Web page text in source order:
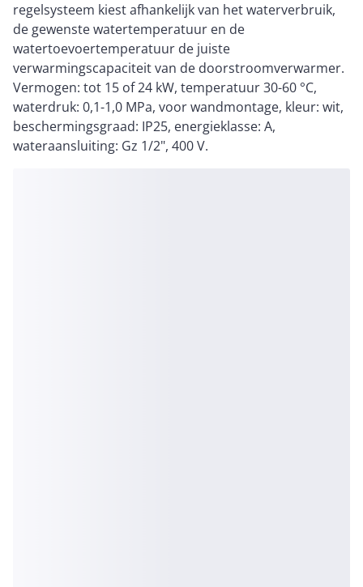
regelsysteem kiest afhankelijk van het waterverbruik,
de gewenste watertemperatuur en de
watertoevoertemperatuur de juiste
verwarmingscapaciteit van de doorstroomverwarmer.
Vermogen: tot 15 of 24 kW, temperatuur 30-60 °C,
waterdruk: 0,1-1,0 MPa, voor wandmontage, kleur: wit,
beschermingsgraad: IP25, energieklasse: A,
wateraansluiting: Gz 1/2", 400 V.